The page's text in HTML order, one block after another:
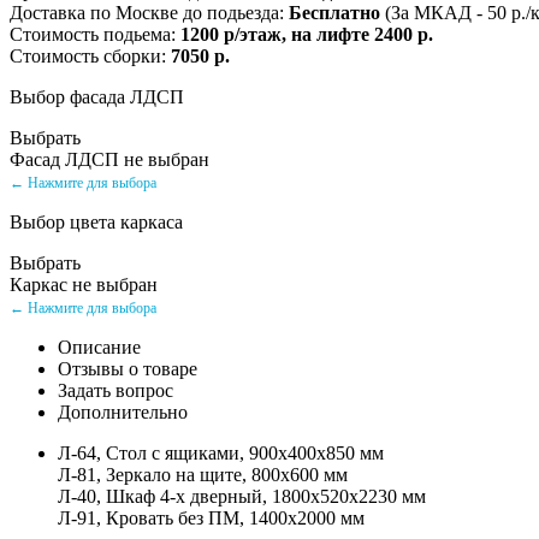
Доставка по Москве до подьезда: Бесплатно (За МКАД - 50 р./
Стоимость подьема: 1200 р/этаж, на лифте 2400 р.
Стоимость сборки: 7050 р.
Выбор фасада ЛДСП
Выбрать
Фасад ЛДСП не выбран
← Нажмите для выбора
Выбор цвета каркаса
Выбрать
Каркас не выбран
← Нажмите для выбора
Описание
Отзывы о товаре
Задать вопрос
Дополнительно
Л-64, Стол с ящиками, 900х400х850 мм
Л-81, Зеркало на щите, 800х600 мм
Л-40, Шкаф 4-х дверный, 1800х520х2230 мм
Л-91, Кровать без ПМ, 1400х2000 мм